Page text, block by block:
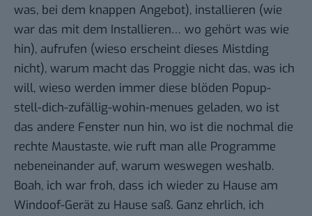
was, bei dem knappen Angebot), installieren (wie
war das mit dem Installieren… wo gehört was wie
hin), aufrufen (wieso erscheint dieses Mistding
nicht), warum macht das Proggie nicht das, was ich
will, wieso werden immer diese blöden Popup-
stell-dich-zufällig-wohin-menues geladen, wo ist
das andere Fenster nun hin, wo ist die nochmal die
rechte Maustaste, wie ruft man alle Programme
nebeneinander auf, warum weswegen weshalb.
Boah, ich war froh, dass ich wieder zu Hause am
Windoof-Gerät zu Hause saß. Ganz ehrlich, ich